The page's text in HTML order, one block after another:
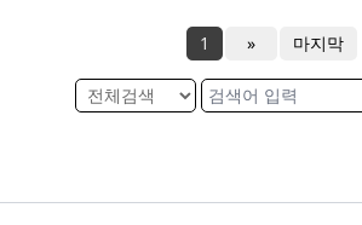
1 » 마지막